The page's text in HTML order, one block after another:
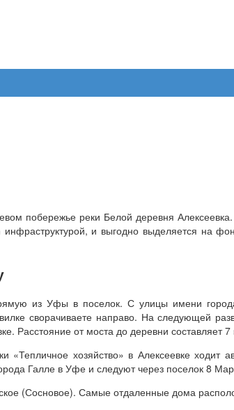
побережье реки Белой деревня
и выгодно выделяется на
из Уфы в поселок. С улицы имени
сворачиваете направо. На следующей
Расстояние от моста до деревни составляет 7
хозяйство» в Алексеевке ходит
Галле в Уфе и следуют через поселок 8
(Сосновое). Самые отдаленные дома